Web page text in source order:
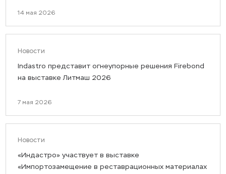
14 мая 2026
Новости
Indastro представит огнеупорные решения Firebond
на выставке Литмаш 2026
7 мая 2026
Новости
«Индастро» участвует в выставке
«Импортозамещение в реставрационных материалах